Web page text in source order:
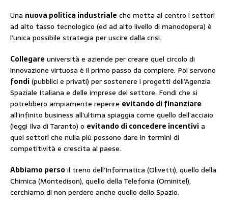
Una nuova politica industriale che metta al centro i settori
ad alto tasso tecnologico (ed ad alto livello di manodopera) è
l’unica possibile strategia per uscire dalla crisi.
Collegare università e aziende per creare quel circolo di
innovazione virtuosa è il primo passo da compiere. Poi servono
fondi(pubblici e privati) per sostenere i progetti dell’Agenzia
Spaziale Italiana e delle imprese del settore. Fondi che si
potrebbero ampiamente reperire evitando di finanziare
all’infinito business all’ultima spiaggia come quello dell’acciaio
(leggi Ilva di Taranto) o evitando di concedere incentivia
quei settori che nulla più possono dare in termini di
competitività e crescita al paese.
Abbiamo perso il treno dell’Informatica (Olivetti), quello della
Chimica (Montedison), quello della Telefonia (Ominitel),
cerchiamo di non perdere anche quello dello Spazio.